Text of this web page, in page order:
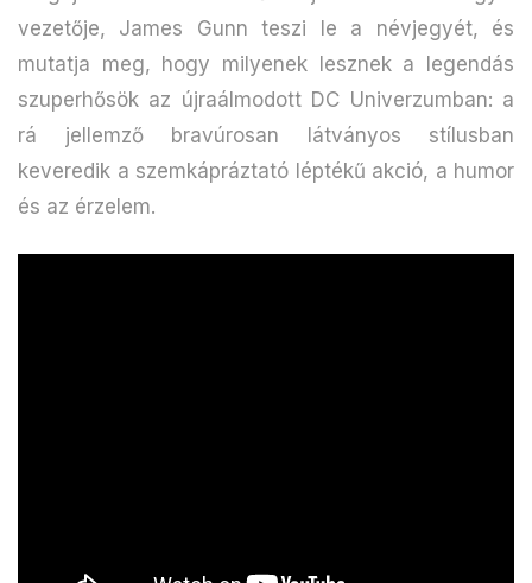
vezetője, James Gunn teszi le a névjegyét, és
mutatja meg, hogy milyenek lesznek a legendás
szuperhősök az újraálmodott DC Univerzumban: a
rá jellemző bravúrosan látványos stílusban
keveredik a szemkápráztató léptékű akció, a humor
és az érzelem.